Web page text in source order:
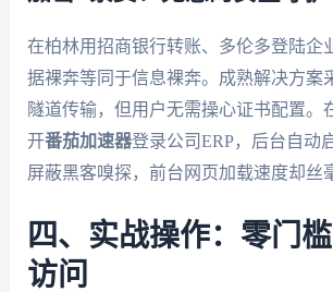
在柏林用招商银行转账、多伦多登陆企
据裸奔等同于信息裸奔。成熟解决方案
隧道传输，但用户无需操心证书配置。
开番茄加速器登录公司ERP，后台自动
屏蔽黑客嗅探，前台网页加载速度却丝
四、实战操作：零门
访问